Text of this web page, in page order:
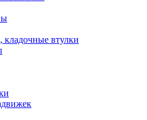
кладочные втулки